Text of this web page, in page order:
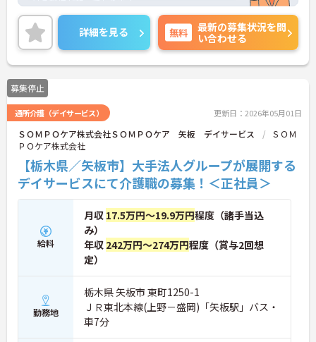
ご興味ある方には、面接対策ポイントなど、さらに
詳細をお話しいたしますのでお気軽にご相談くださ
い！
詳細を見る 無料
最新の募集状況を問
い合わせる
募集停止
通所介護（デイサービス） 更新日：2026年05月01日
ＳＯＭＰＯケア株式会社ＳＯＭＰＯケア 矢板 デイサービス
ＳＯＭ
ＰＯケア株式会社
【栃木県／矢板市】大手法人グループが展開する
デイサービスにて介護職の募集！＜正社員＞
給料
月収 17.5万円～19.9万円程度（諸手当込
み）
年収 242万円～274万円程度（賞与2回想
定）
勤務地
栃木県 矢板市 東町1250-1
ＪＲ東北本線(上野－盛岡)「矢板駅」バス・
車7分